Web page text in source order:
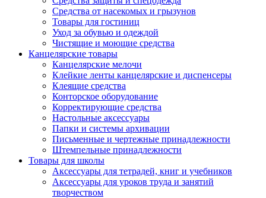
Средства от насекомых и грызунов
Товары для гостиниц
Уход за обувью и одеждой
Чистящие и моющие средства
Канцелярские товары
Канцелярские мелочи
Клейкие ленты канцелярские и диспенсеры
Клеящие средства
Конторское оборудование
Корректирующие средства
Настольные аксессуары
Папки и системы архивации
Письменные и чертежные принадлежности
Штемпельные принадлежности
Товары для школы
Аксессуары для тетрадей, книг и учебников
Аксессуары для уроков труда и занятий
творчеством